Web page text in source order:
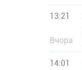
13:21
Вчора
14:01